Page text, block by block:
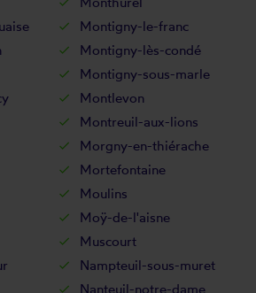
Montigny-le-franc
Montigny-lès-condé
Montigny-sous-marle
Montlevon
Montreuil-aux-lions
Morgny-en-thiérache
Mortefontaine
Moulins
Moÿ-de-l'aisne
Muscourt
Nampteuil-sous-muret
Nanteuil-notre-dame